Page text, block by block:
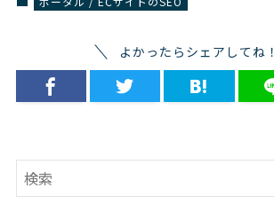
よかったらシェアしてね！